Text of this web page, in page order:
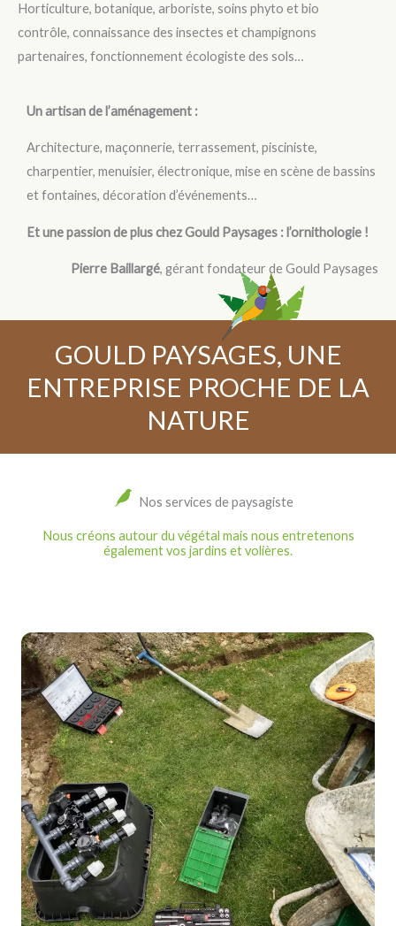
Horticulture, botanique, arboriste, soins phyto et bio
contrôle, connaissance des insectes et champignons
partenaires, fonctionnement écologiste des sols…
Un artisan de l’aménagement :
Architecture, maçonnerie, terrassement, pisciniste,
charpentier, menuisier, électronique, mise en scène de bassins
et fontaines, décoration d’événements…
Et une passion de plus chez Gould Paysages : l’ornithologie !
Pierre Baillargé, gérant fondateur de Gould Paysages
GOULD PAYSAGES, UNE
ENTREPRISE PROCHE DE LA
NATURE
Nos services de paysagiste
Nous créons autour du végétal mais nous entretenons
également vos jardins et volières.